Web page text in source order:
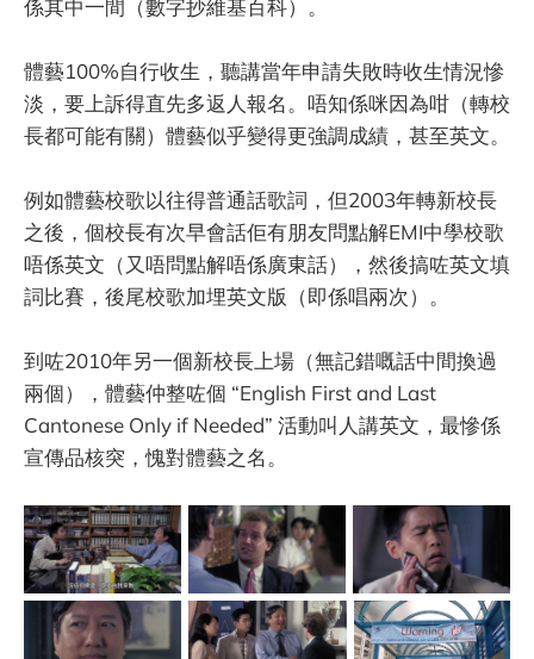
係其中一間（數字抄維基百科）。
體藝100%自行收生，聽講當年申請失敗時收生情況慘
淡，要上訴得直先多返人報名。唔知係咪因為咁（轉校
長都可能有關）體藝似乎變得更強調成績，甚至英文。
例如體藝校歌以往得普通話歌詞，但2003年轉新校長
之後，個校長有次早會話佢有朋友問點解EMI中學校歌
唔係英文（又唔問點解唔係廣東話），然後搞咗英文填
詞比賽，後尾校歌加埋英文版（即係唱兩次）。
到咗2010年另一個新校長上場（無記錯嘅話中間換過
兩個），體藝仲整咗個 “English First and Last
Cantonese Only if Needed” 活動叫人講英文，最慘係
宣傳品核突，愧對體藝之名。